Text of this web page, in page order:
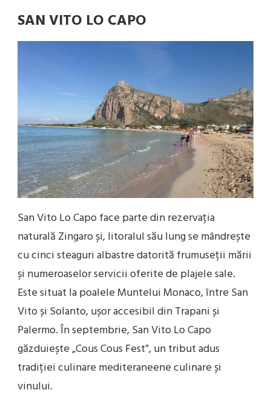
SAN VITO LO CAPO
San Vito Lo Capo face parte din rezervația
naturală Zingaro și, litoralul său lung se mândrește
cu cinci steaguri albastre datorită frumuseții mării
și numeroaselor servicii oferite de plajele sale.
Este situat la poalele Muntelui Monaco, între San
Vito și Solanto, ușor accesibil din Trapani și
Palermo. În septembrie, San Vito Lo Capo
găzduiește „Cous Cous Fest”, un tribut adus
tradiției culinare mediteraneene culinare și
vinului.